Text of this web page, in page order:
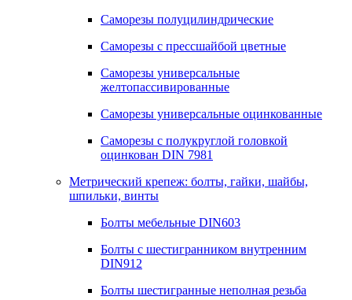
Саморезы полуцилиндрические
Саморезы с прессшайбой цветные
Саморезы универсальные
желтопассивированные
Саморезы универсальные оцинкованные
Саморезы с полукруглой головкой
оцинкован DIN 7981
Метрический крепеж: болты, гайки, шайбы,
шпильки, винты
Болты мебельные DIN603
Болты с шестигранником внутренним
DIN912
Болты шестигранные неполная резьба